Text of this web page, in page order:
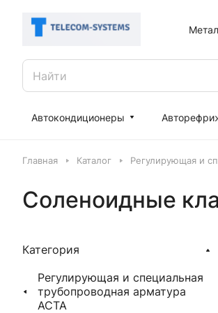
Автокондиционеры
Главная Каталог Регулирующая и
Соленоидные
Категория
Регулирующая и специальная
трубопроводная арматура
АСТА